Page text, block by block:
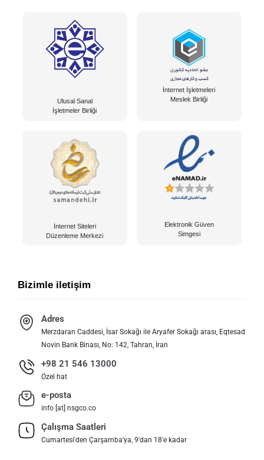
Ulusal Sanal
İşletmeler Birliği
İnternet İşletmeleri
Meslek Birliği
İnternet Siteleri
Düzenleme Merkezi
Elektronik Güven
Simgesi
Bizimle iletişim
Adres
Merzdaran Caddesi, İsar Sokağı ile Aryafer Sokağı arası, Eqtesad
Novin Bank Binası, No: 142, Tahran, İran
+98 21 546 13000
Özel hat
e-posta
info [at] nsgco.co
Çalışma Saatleri
Cumartesi'den Çarşamba'ya, 9'dan 18'e kadar